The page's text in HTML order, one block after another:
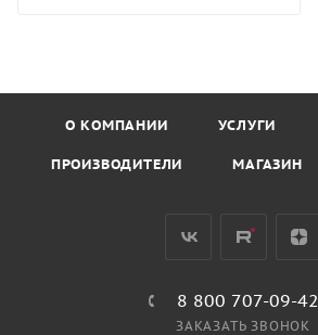
О КОМПАНИИ УСЛУГИ
ПРОИЗВОДИТЕЛИ МАГАЗИН
8 800 707-09-42
ЗАКАЗАТЬ ЗВОНОК